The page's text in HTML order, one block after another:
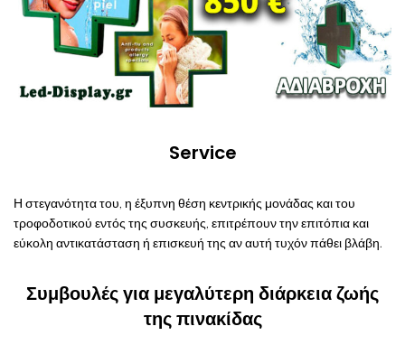
Service
Η στεγανότητα του, η έξυπνη θέση κεντρικής μονάδας και του
τροφοδοτικού εντός της συσκευής, επιτρέπουν την επιτόπια και
εύκολη αντικατάσταση ή επισκευή της αν αυτή τυχόν πάθει βλάβη.
Συμβουλές για μεγαλύτερη διάρκεια ζωής
της πινακίδας